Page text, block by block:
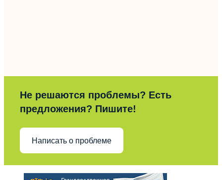
Не решаются проблемы? Есть
предложения? Пишите!
Написать о проблеме